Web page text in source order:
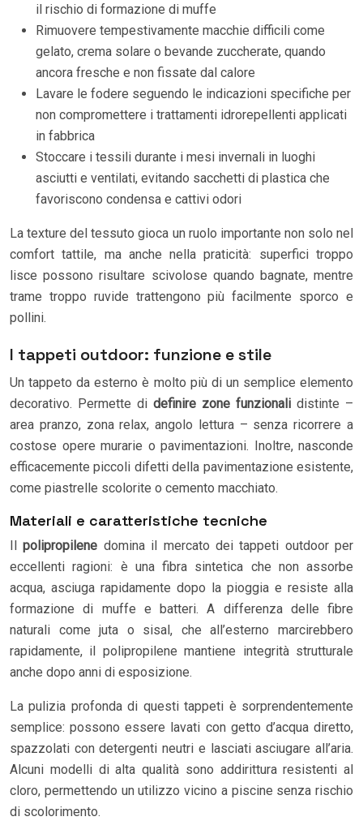
il rischio di formazione di muffe
Rimuovere tempestivamente macchie difficili come
gelato, crema solare o bevande zuccherate, quando
ancora fresche e non fissate dal calore
Lavare le fodere seguendo le indicazioni specifiche per
non compromettere i trattamenti idrorepellenti applicati
in fabbrica
Stoccare i tessili durante i mesi invernali in luoghi
asciutti e ventilati, evitando sacchetti di plastica che
favoriscono condensa e cattivi odori
La texture del tessuto gioca un ruolo importante non solo nel
comfort tattile, ma anche nella praticità: superfici troppo
lisce possono risultare scivolose quando bagnate, mentre
trame troppo ruvide trattengono più facilmente sporco e
pollini.
I tappeti outdoor: funzione e stile
Un tappeto da esterno è molto più di un semplice elemento
decorativo. Permette di definire zone funzionali distinte –
area pranzo, zona relax, angolo lettura – senza ricorrere a
costose opere murarie o pavimentazioni. Inoltre, nasconde
efficacemente piccoli difetti della pavimentazione esistente,
come piastrelle scolorite o cemento macchiato.
Materiali e caratteristiche tecniche
Ilpolipropilene domina il mercato dei tappeti outdoor per
eccellenti ragioni: è una fibra sintetica che non assorbe
acqua, asciuga rapidamente dopo la pioggia e resiste alla
formazione di muffe e batteri. A differenza delle fibre
naturali come juta o sisal, che all’esterno marcirebbero
rapidamente, il polipropilene mantiene integrità strutturale
anche dopo anni di esposizione.
La pulizia profonda di questi tappeti è sorprendentemente
semplice: possono essere lavati con getto d’acqua diretto,
spazzolati con detergenti neutri e lasciati asciugare all’aria.
Alcuni modelli di alta qualità sono addirittura resistenti al
cloro, permettendo un utilizzo vicino a piscine senza rischio
di scolorimento.